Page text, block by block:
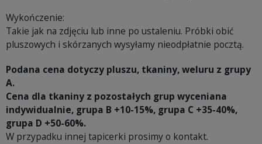
Wykończenie:
Takie jak na zdjęciu lub inne po ustaleniu. Próbki obić
pluszowych i skórzanych wysyłamy nieodpłatnie pocztą.
Podana cena dotyczy pluszu, tkaniny, weluru z grupy
A.
Cena dla tkaniny z pozostałych grup wyceniana
indywidualnie, grupa B +10-15%, grupa C +35-40%,
grupa D +50-60%.
W przypadku innej tapicerki prosimy o kontakt.